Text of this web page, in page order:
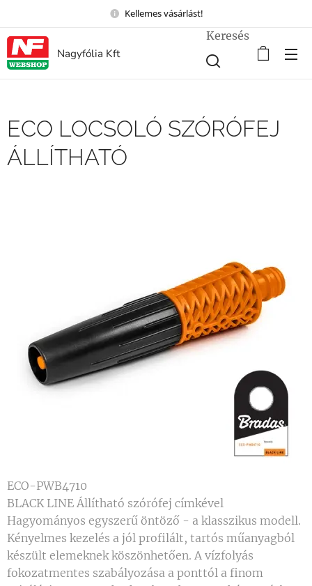
Kellemes vásárlást!
Nagyfólia Kft
Keresés
ECO LOCSOLÓ SZÓRÓFEJ
ÁLLÍTHATÓ
ECO-PWB4710
BLACK LINE Állítható szórófej címkével
Hagyományos egyszerű öntöző - a klasszikus modell.
Kényelmes kezelés a jól profilált, tartós műanyagból
készült elemeknek köszönhetően. A vízfolyás
fokozatmentes szabályozása a ponttól a finom